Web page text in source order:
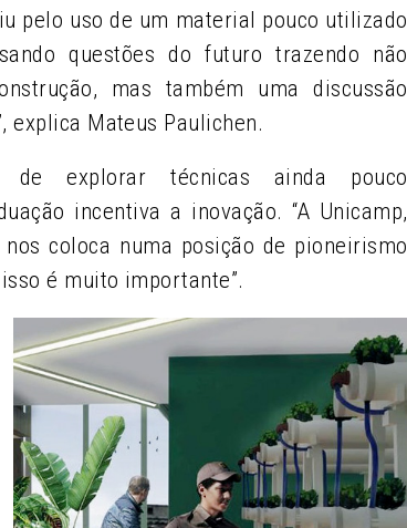
pelo uso de um material pouco utilizado
questões do futuro trazendo não
mas também uma discussão
explica Mateus Paulichen.
explorar técnicas ainda pouco
incentiva a inovação. “A Unicamp,
coloca numa posição de pioneirismo
é muito importante”.